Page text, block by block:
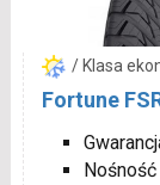
/ Klasa
Fortune